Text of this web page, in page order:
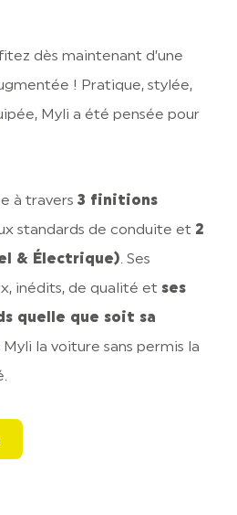
dès maintenant d’une
! Pratique, stylée,
Myli a été pensée pour
à travers 3 finitions
standards de conduite et 2
&
É lectrique). Ses
inédits, de qualité et ses
quelle que soit sa
la voiture sans permis la